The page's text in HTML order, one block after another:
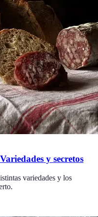
y secretos
variedades y los